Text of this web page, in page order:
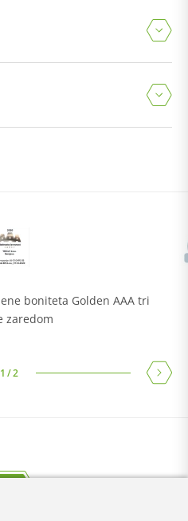
boniteta Golden AAA tri
zaredom
1 /2